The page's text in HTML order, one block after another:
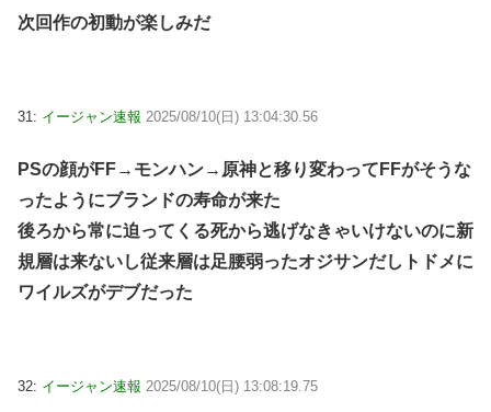
次回作の初動が楽しみだ
31: イージャン速報 2025/08/10(日) 13:04:30.56
PSの顔がFF→モンハン→原神と移り変わってFFがそうな
ったようにブランドの寿命が来た
後ろから常に迫ってくる死から逃げなきゃいけないのに新
規層は来ないし従来層は足腰弱ったオジサンだしトドメに
ワイルズがデブだった
32: イージャン速報 2025/08/10(日) 13:08:19.75